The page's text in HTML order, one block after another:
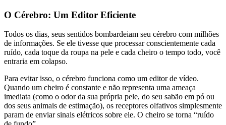
O Cérebro: Um Editor Eficiente
Todos os dias, seus sentidos bombardeiam seu cérebro com milhões
de informações. Se ele tivesse que processar conscientemente cada
ruído, cada toque da roupa na pele e cada cheiro o tempo todo, você
entraria em colapso.
Para evitar isso, o cérebro funciona como um editor de vídeo.
Quando um cheiro é constante e não representa uma ameaça
imediata (como o odor da sua própria pele, do seu sabão em pó ou
dos seus animais de estimação), os receptores olfativos simplesmente
param de enviar sinais elétricos sobre ele. O cheiro se torna “ruído